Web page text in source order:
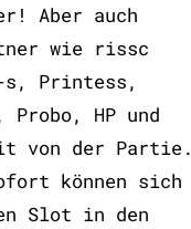
Aber auch
wie rissc
Printess,
Probo, HP und
von der Partie.
können sich
Slot in den